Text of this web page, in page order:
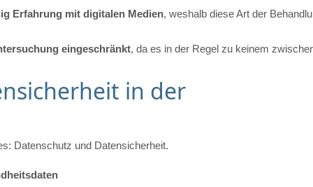
Erfahrung mit digitalen Medien, weshalb diese Art der
eingeschränkt, da es in der Regel zu keinem
in der
Datenschutz und Datensicherheit.